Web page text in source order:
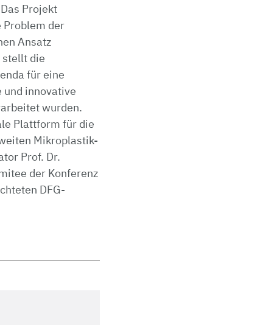
Projekt
Problem der
Ansatz
stellt die
für eine
innovative
wurden.
Plattform für die
Mikroplastik-
Prof. Dr.
der Konferenz
DFG-